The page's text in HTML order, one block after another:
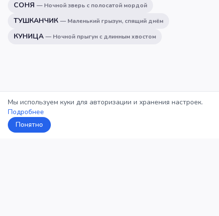
СОНЯ — Ночной зверь с полосатой мордой
ТУШКАНЧИК — Маленький грызун, спящий днём
КУНИЦА — Ночной прыгун с длинным хвостом
Мы используем куки для авторизации и хранения настроек.
Подробнее
Понятно